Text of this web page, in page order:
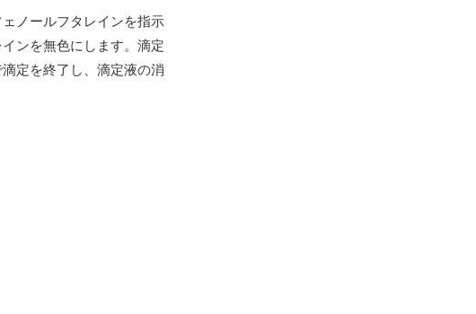
ノールフタレインを指示
ンを無色にします。滴定
定を終了し、滴定液の消